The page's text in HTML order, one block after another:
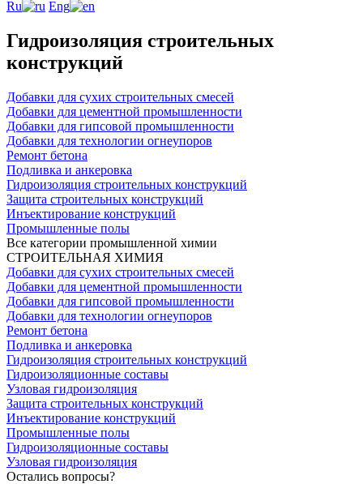
Ru
Eng
Гидроизоляция строительных
конструкций
Добавки для сухих строительных смесей
Добавки для цементной промышленности
Добавки для гипсовой промышленности
Добавки для технологии огнеупоров
Ремонт бетона
Подливка и анкеровка
Гидроизоляция строительных конструкций
Защита строительных конструкций
Инъектирование конструкций
Промышленные полы
Все категории промышленной химии
СТРОИТЕЛЬНАЯ ХИМИЯ
Добавки для сухих строительных смесей
Добавки для цементной промышленности
Добавки для гипсовой промышленности
Добавки для технологии огнеупоров
Ремонт бетона
Подливка и анкеровка
Гидроизоляция строительных конструкций
Гидроизоляционные составы
Узловая гидроизоляция
Защита строительных конструкций
Инъектирование конструкций
Промышленные полы
Гидроизоляционные составы
Узловая гидроизоляция
Остались вопросы?